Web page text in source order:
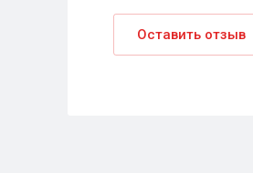
Оставить отзыв